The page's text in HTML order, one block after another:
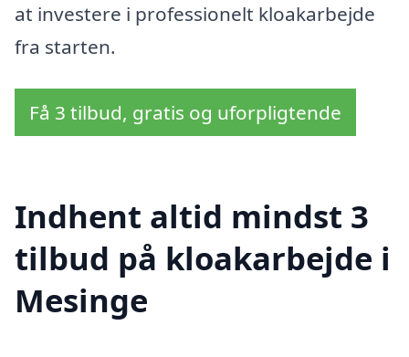
at investere i professionelt kloakarbejde
fra starten.
Få 3 tilbud, gratis og uforpligtende
Indhent altid mindst 3
tilbud på kloakarbejde i
Mesinge